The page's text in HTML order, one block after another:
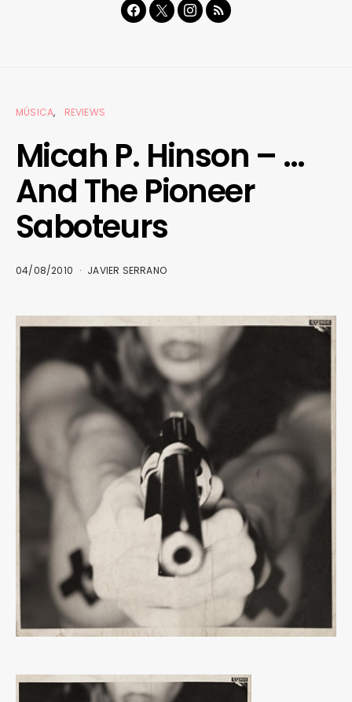
MÚSICA REVIEWS
Micah P. Hinson – …
And The Pioneer
Saboteurs
04/08/2010 JAVIER SERRANO